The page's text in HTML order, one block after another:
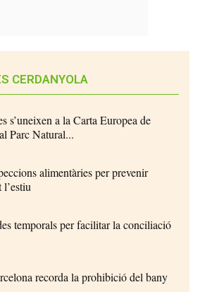
CERDANYOLA
s’uneixen a la Carta Europea de
Parc Natural...
alimentàries per prevenir
temporals per facilitar la conciliació
recorda la prohibició del bany